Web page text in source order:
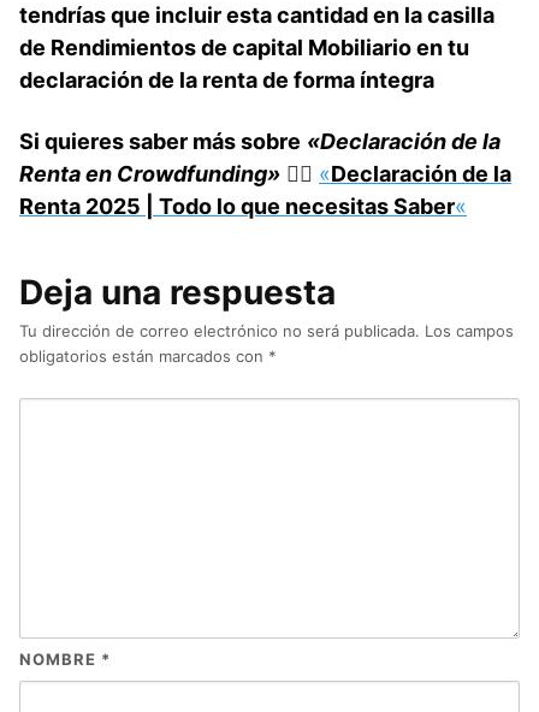
tendrías que incluir esta cantidad en la casilla
de Rendimientos de capital Mobiliario en tu
declaración de la renta de forma íntegra
Si quieres saber más sobre «Declaración de la
Renta en Crowdfunding» 👉🏼​ ​​​ «Declaración de la
Renta 2025 | Todo lo que necesitas Saber«
Deja una respuesta
Tu dirección de correo electrónico no será publicada. Los campos
obligatorios están marcados con *
NOMBRE *